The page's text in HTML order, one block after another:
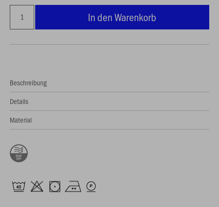
In den Warenkorb
Beschreibung
Details
Material